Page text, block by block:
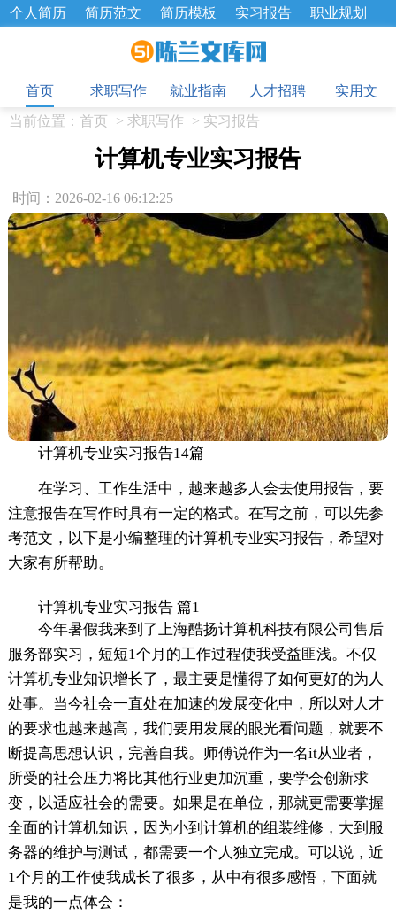
个人简历 简历范文 简历模板 实习报告
职业规划
招聘选拔 绩效考核 企业文化
工作总结
辞职报告
首页
求职写作 就业指南 人才招聘
实用文
当前位置： 首页 > 求职写作 > 实习报告
计算机专业实习报告
时间：2026-02-16 06:12:25
计算机专业实习报告14篇
在学习、工作生活中，越来越多人会去使用报告，要
注意报告在写作时具有一定的格式。在写之前，可以先参
考范文，以下是小编整理的计算机专业实习报告，希望对
大家有所帮助。
计算机专业实习报告 篇1
今年暑假我来到了上海酷扬计算机科技有限公司售后
服务部实习，短短1个月的工作过程使我受益匪浅。不仅
计算机专业知识增长了，最主要是懂得了如何更好的为人
处事。当今社会一直处在加速的发展变化中，所以对人才
的要求也越来越高，我们要用发展的眼光看问题，就要不
断提高思想认识，完善自我。师傅说作为一名it从业者，
所受的社会压力将比其他行业更加沉重，要学会创新求
变，以适应社会的需要。如果是在单位，那就更需要掌握
全面的计算机知识，因为小到计算机的组装维修，大到服
务器的维护与测试，都需要一个人独立完成。可以说，近
1个月的工作使我成长了很多，从中有很多感悟，下面就
是我的一点体会：